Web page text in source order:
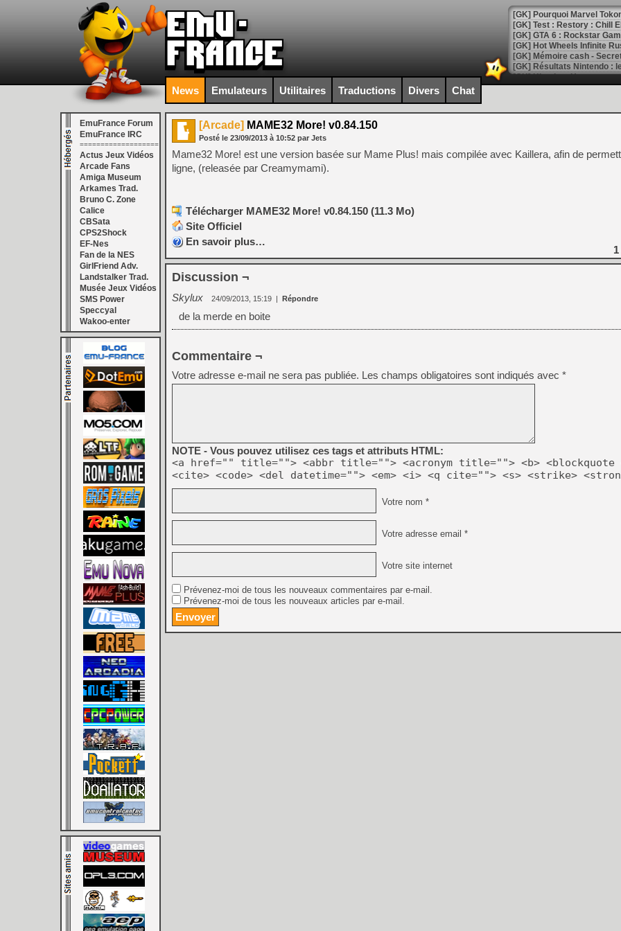
[GK] Pourquoi Marvel
[GK] Test : Restory : Chill
[GK] GTA 6 : Rockstar
[GK] Hot Wheels Infinite
[GK] Mémoire cash -
[GK] Résultats Nintendo :
[GK] Déjà des
[Mo5] Brickboy cherche à
[GK] Minecraft et ses «
[GK] Beast of
[GK] Ubisoft : fin de partie
[GK] Mémoire cash -
[GK] Dan Houser (GTA)
[GK] Comment EA Sports
[GK] Crimson Moon : un
[GK] Isle of Reveries : le
[GK] Moonlighter 2 : The
[GK] Capcom relance
[Mo5] Deux inédits du
[GK] Le beat'em up The
[GK] Endless Legend 2 :
[LS] [PS5] Le WebKit
[GK] Oubliez Crazy Taxi,
[LS] [Switch] NSZ 5.0.0
[GK] No More Room in
[GK] Un chatbot Atelier
[GK] Mémoire cash -
[GK] Nvidia : le prix des
[GK] Suikoden Star Leap
[Mo5] La mini borne
News Emulateurs Utilitaires Traductions Divers Chat
EmuFrance Forum
EmuFrance IRC
===================
Actus Jeux Vidéos
Arcade Fans
Amiga Museum
Arkames Trad.
Bruno C. Zone
Calice
CBSata
CPS2Shock
EF-Nes
Fan de la NES
GirlFriend Adv.
Landstalker Trad.
Musée Jeux Vidéos
SMS Power
Speccyal
Wakoo-enter
[Arcade] MAME32 More! v0.84.150
Posté le 23/09/2013 à 10:52 par Jets
Mame32 More! est une version basée sur Mame Plus! mais compilée avec Kaillera, afin de
ligne, (releasée par Creamymami).
Télécharger MAME32 More! v0.84.150 (11.3 Mo)
Site Officiel
En savoir plus…
1
Discussion ¬
Skylux 24/09/2013, 15:19 | Répondre
de la merde en boite
Commentaire ¬
Votre adresse e-mail ne sera pas publiée. Les champs obligatoires sont indiqués avec *
NOTE - Vous pouvez utilisez ces tags et attributs HTML:
<a href="" title=""> <abbr title=""> <acronym title=""> <b> <blockquote
<cite> <code> <del datetime=""> <em> <i> <q cite=""> <s> <strike>
Votre nom *
Votre adresse email *
Votre site internet
Prévenez-moi de tous les nouveaux commentaires par e-mail.
Prévenez-moi de tous les nouveaux articles par e-mail.